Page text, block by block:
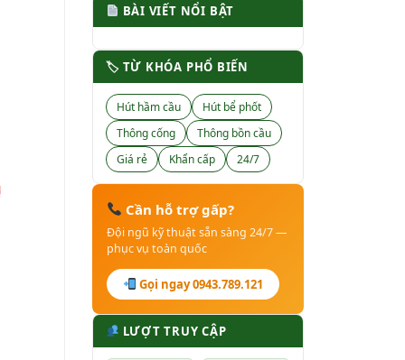
BÀI VIẾT NỔI BẬT
🏷 TỪ KHÓA PHỔ BIẾN
Hút hầm cầu
Hút bể phốt
Thông cống
Thông bồn cầu
Giá rẻ
Khẩn cấp 24/7
Cần hỗ trợ gấp?
Đội ngũ kỹ thuật sẵn sàng 24/7 —
phục vụ toàn quốc
Gọi ngay 0943.789.121
LƯỢT TRUY CẬP